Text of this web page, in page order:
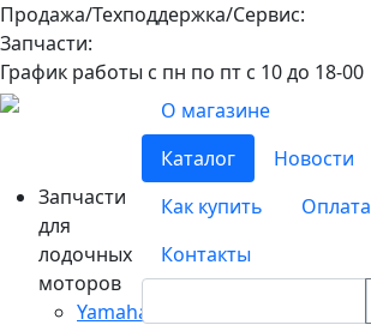
Продажа/Техподдержка/Сервис:
Запчасти:
График работы с пн по пт с 10 до 18-00
Запчасти
для
лодочных
моторов
Yamaha
О магазине
Каталог
Новости
Как купить
Оплата
Контакты